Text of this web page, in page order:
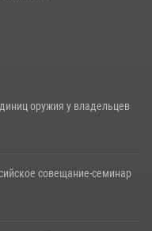
оружия у владельцев
совещание-семинар